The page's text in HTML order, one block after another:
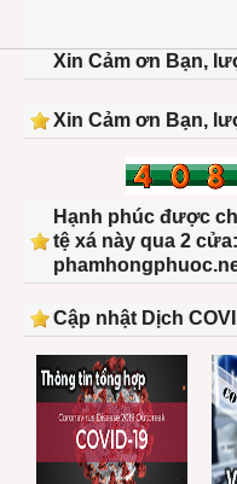
Xin Cảm ơn Bạn,
Xin Cảm ơn Bạn,
Hạnh phúc được
tệ xá này qua 2
Cập nhật Dịch